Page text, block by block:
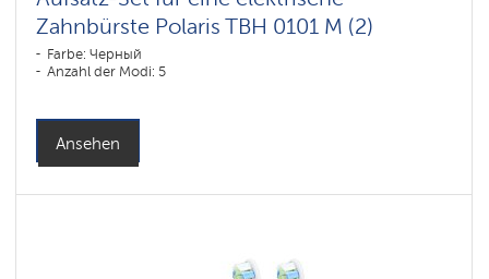
Zahnbürste Polaris TBH 0101 M (2)
Farbe: Черный
Anzahl der Modi: 5
Ansehen